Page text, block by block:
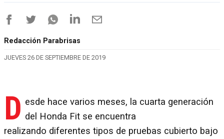
Redacción Parabrisas
JUEVES 26 DE SEPTIEMBRE DE 2019
D esde hace varios meses, la cuarta generación
del Honda Fit se encuentra
realizando diferentes tipos de pruebas cubierto bajo